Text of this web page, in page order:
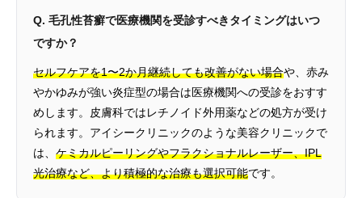
Q. 毛孔性苔癬で医療機関を受診すべきタイミングはいつ
ですか？
セルフケアを1〜2か月継続しても改善がない場合や、赤み
やかゆみが強い炎症型の場合は医療機関への受診をおすす
めします。皮膚科ではレチノイド外用薬などの処方が受け
られます。アイシークリニックのような美容クリニックで
は、 ケミカルピーリングやフラクショナルレーザー、IPL
光治療など、より積極的な治療も選択可能です。